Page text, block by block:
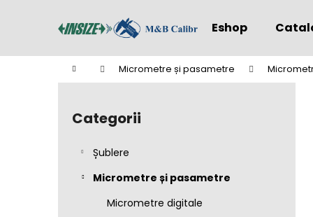
Eshop
Acasă Micrometre și pasametre
B
Sari
Categorii
Șublere
Micrometre și pasametre
Micrometre digitale
Înapoi
la
Înapoi
la